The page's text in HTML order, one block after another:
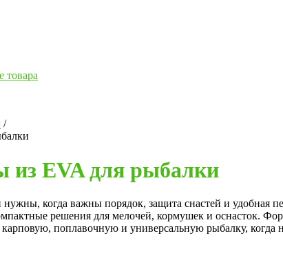
/
из EVA для рыбалки
когда важны порядок, защита снастей и удобная
решения для мелочей, кормушек и оснасток.
поплавочную и универсальную рыбалку, когда